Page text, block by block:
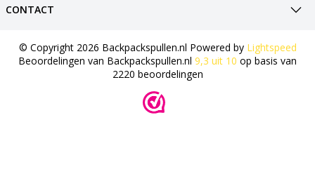
CONTACT
© Copyright 2026 Backpackspullen.nl Powered by Lightspeed
Beoordelingen van Backpackspullen.nl 9,3 uit 10 op basis van
2220 beoordelingen